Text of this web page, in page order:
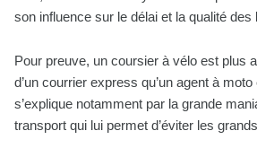
son influence sur le délai et la qualité des
Pour preuve, un coursier à vélo est plus
d’un courrier express qu’un agent à
s’explique notamment par la grande
transport qui lui permet d’éviter les